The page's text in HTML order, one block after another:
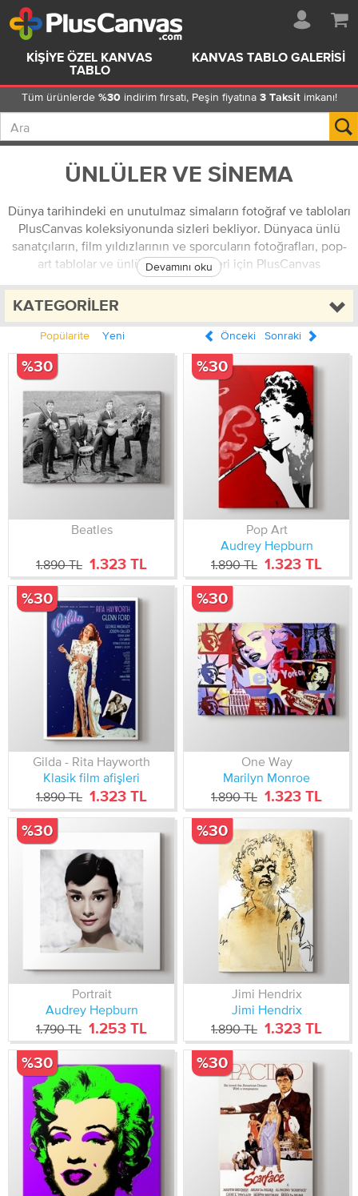
KIŞIYE ÖZEL KANVAS
TABLO
KANVAS TABLO GALERISI
Tüm ürünlerde %30 indirim fırsatı, Peşin fiyatına 3 Taksitimkanı!
ÜNLÜLER VE SINEMA
Dünya tarihindeki en unutulmaz simaların fotoğraf ve tabloları
PlusCanvas koleksiyonunda sizleri bekliyor. Dünyaca ünlü
sanatçıların, film yıldızlarının ve sporcuların fotoğrafları, pop-
art tablolar ve ünlü filmlerin afişleri için PlusCanvas
koleksiyonunu ziyaret etmeyi atlamayın.
Devamını oku
KATEGORILER
Popülarite Yeni Önceki Sonraki
Beatles
1.890 TL 1.323 TL
%30
Pop Art
Audrey Hepburn
1.890 TL 1.323 TL
%30
Gilda - Rita Hayworth
Klasik film afişleri
1.890 TL 1.323 TL
%30
One Way
Marilyn Monroe
1.890 TL 1.323 TL
%30
Portrait
Audrey Hepburn
1.790 TL 1.253 TL
%30
Jimi Hendrix
Jimi Hendrix
1.890 TL 1.323 TL
%30
%30 %30